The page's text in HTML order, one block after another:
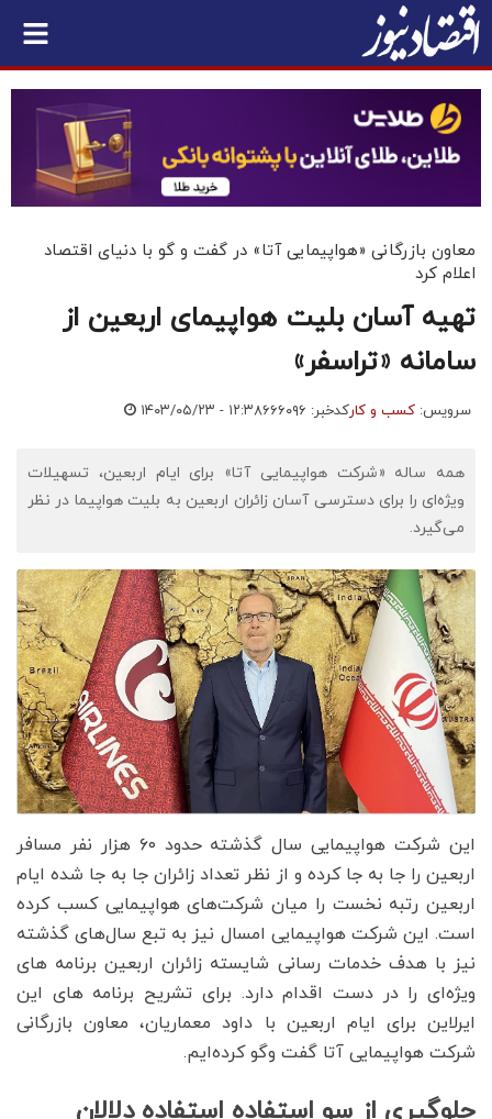
معاون بازرگانی «هواپیمایی آتا» در گفت و گو با دنیای اقتصاد
اعلام کرد
تهیه آسان بلیت هواپیمای اربعین از
سامانه «تراسفر»
سرویس: کسب و کارکدخبر: ۶۶۶۰۹۶ ۱۴۰۳/۰۵/۲۳ - ۱۲:۳۸
همه ساله «شرکت هواپیمایی آتا» برای ایام اربعین، تسهیلات
ویژه‌ای را برای دسترسی آسان زائران اربعین به بلیت هواپیما در نظر
می‌گیرد.
این شرکت هواپیمایی سال گذشته حدود ۶۰ هزار نفر مسافر
اربعین را جا به جا کرده و از نظر تعداد زائران جا به جا شده ایام
اربعین رتبه نخست را میان شرکت‌های هواپیمایی کسب کرده
است. این شرکت هواپیمایی امسال نیز به تبع سال‌های گذشته
نیز با هدف خدمات رسانی شایسته زائران اربعین برنامه های
ویژه‌ای را در دست اقدام دارد. برای تشریح برنامه های این
ایرلاین برای ایام اربعین با داود معماریان، معاون بازرگانی
شرکت هواپیمایی آتا گفت وگو کرده‌ایم.
جلوگیری از سو استفاده استفاده دلالان